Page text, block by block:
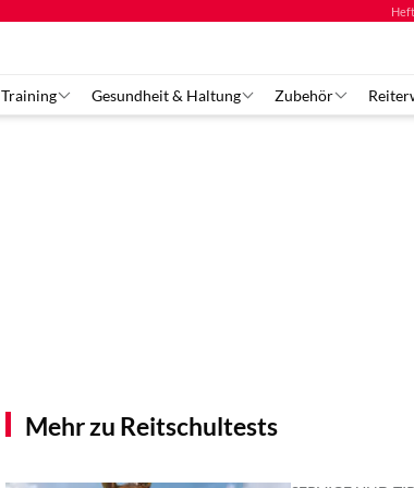
Training Gesundheit & Haltung Zubehör
Mehr zu Reitschultests